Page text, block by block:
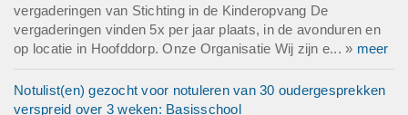
vergaderingen van Stichting in de Kinderopvang De
vergaderingen vinden 5x per jaar plaats, in de avonduren en
op locatie in Hoofddorp. Onze Organisatie Wij zijn e... » meer
Notulist(en) gezocht voor notuleren van 30 oudergesprekken
verspreid over 3 weken: Basisschool